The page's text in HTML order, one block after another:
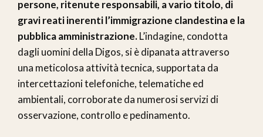
persone, ritenute responsabili, a vario titolo, di
gravi reati inerenti l’immigrazione clandestina e la
pubblica amministrazione.L’indagine, condotta
dagli uomini della Digos, si è dipanata attraverso
una meticolosa attività tecnica, supportata da
intercettazioni telefoniche, telematiche ed
ambientali, corroborate da numerosi servizi di
osservazione, controllo e pedinamento.